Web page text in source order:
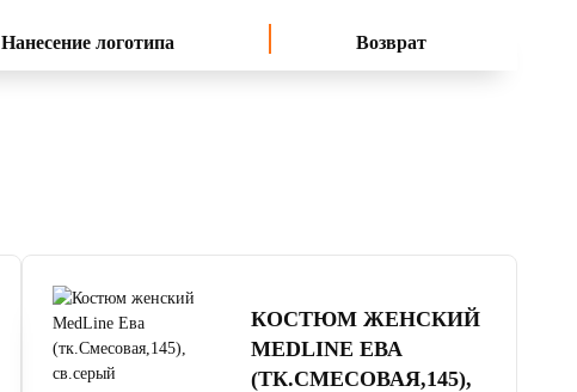
Нанесение логотипа Возврат
КОСТЮМ ЖЕНСКИЙ
MEDLINE ЕВА
(ТК.СМЕСОВАЯ,145),